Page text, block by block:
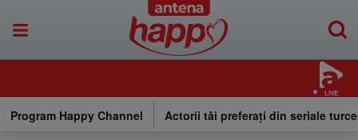
LIVE
Program Happy Channel Actorii tăi preferați din seriale